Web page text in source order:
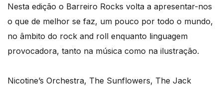
Nesta edição o Barreiro Rocks volta a apresentar-nos
o que de melhor se faz, um pouco por todo o mundo,
no âmbito do rock and roll enquanto linguagem
provocadora, tanto na música como na ilustração.
Nicotine’s Orchestra, The Sunflowers, The Jack